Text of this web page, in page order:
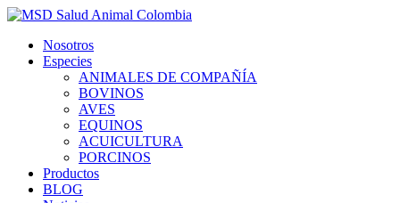
Nosotros
Especies
ANIMALES DE COMPAÑÍA
BOVINOS
AVES
EQUINOS
ACUICULTURA
PORCINOS
Productos
BLOG